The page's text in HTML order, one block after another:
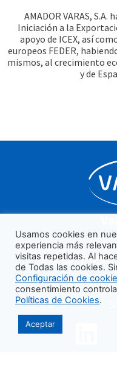
AMADOR VARAS,
Iniciación a la
apoyo de ICEX, así
europeos FEDER,
mismos, al crecimiento
y de
AMADOR VARAS
Usamos cookies en
experiencia más
visitas repetidas. Al
de Todas las cookies.
Configuración de
consentimiento
Políticas de Cookies.
Aceptar